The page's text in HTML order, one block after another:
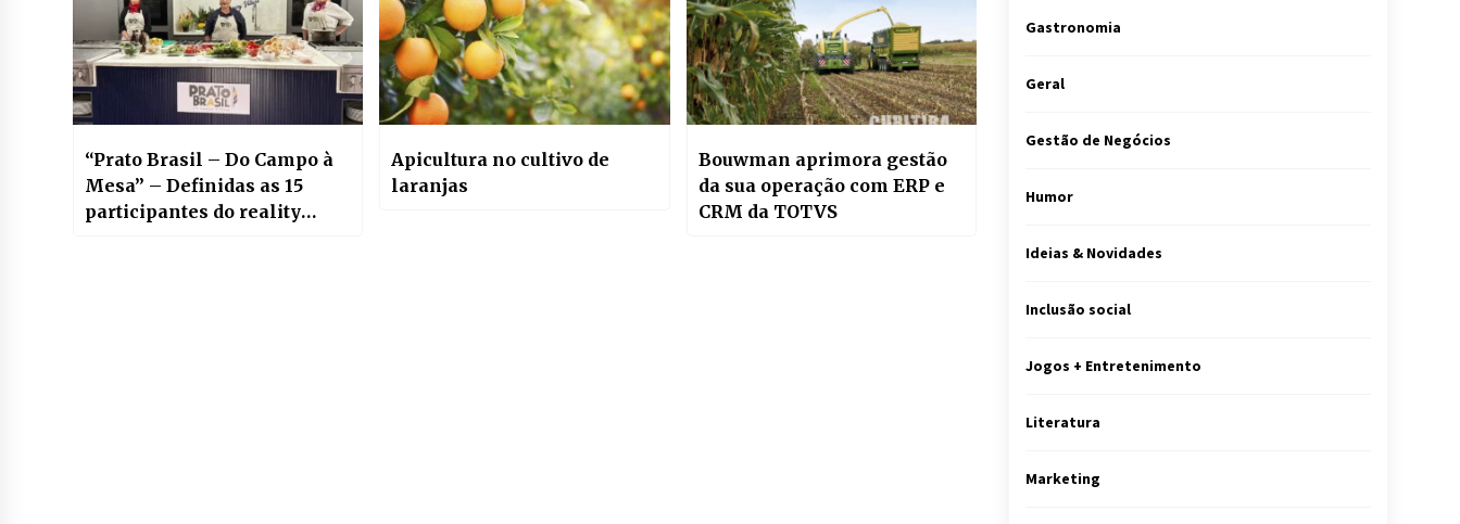
“Prato Brasil – Do Campo à
Mesa” – Definidas as 15
participantes do reality
Apicultura no cultivo de
laranjas
Bouwman aprimora gestão
da sua operação com ERP e
CRM da TOTVS
Gastronomia
Geral
Gestão de Negócios
Humor
Ideias & Novidades
Inclusão social
Jogos + Entretenimento
Literatura
Marketing